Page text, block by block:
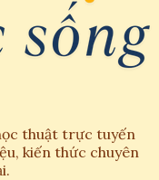
thuật trực tuyến
kiến thức chuyên